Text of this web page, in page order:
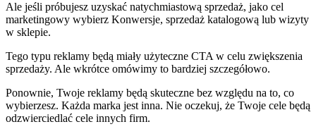
Ale jeśli próbujesz uzyskać natychmiastową sprzedaż, jako cel
marketingowy wybierz Konwersje, sprzedaż katalogową lub wizyty
w sklepie.
Tego typu reklamy będą miały użyteczne CTA w celu zwiększenia
sprzedaży. Ale wkrótce omówimy to bardziej szczegółowo.
Ponownie, Twoje reklamy będą skuteczne bez względu na to, co
wybierzesz. Każda marka jest inna. Nie oczekuj, że Twoje cele będą
odzwierciedlać cele innych firm.